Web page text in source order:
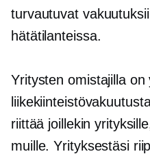
turvautuvat
hätätilanteissa.
Yritysten omistajilla
riittää joillekin
muille. Yrityksestäsi